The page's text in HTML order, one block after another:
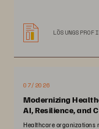
07/2026
Modernizing
AI, Resilience, and
Healthcare organizations